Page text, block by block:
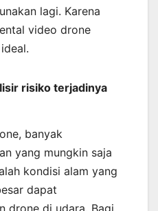
lagi. Karena
video drone
risiko terjadinya
banyak
yang mungkin saja
kondisi alam yang
dapat
drone di udara. Bagi